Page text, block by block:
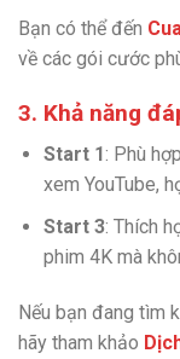
Bạn có thể đến
về các gói cước
3. Khả năng
Start 1: Phù
xem YouTube,
Start 3: Thích
phim 4K mà
Nếu bạn đang tìm
hãy tham khảo